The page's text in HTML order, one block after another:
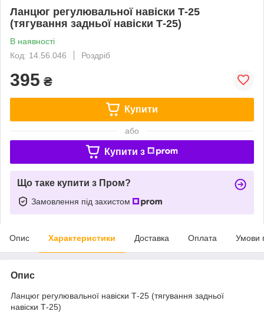
Ланцюг регулювальної навіски Т-25
(тягування задньої навіски Т-25)
В наявності
Код: 14.56.046
Роздріб
395 ₴
Купити
або
Купити з
Що таке купити з Пром?
Замовлення під захистом
Опис Характеристики Доставка Оплата Умови
Опис
Ланцюг регулювальної навіски Т-25 (тягування задньої
навіски Т-25)